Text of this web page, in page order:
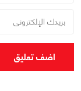
اضف تعليق